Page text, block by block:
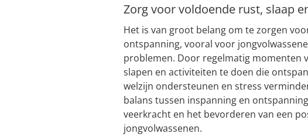
Zorg voor voldoende rust, slaap
Het is van groot belang om te zorgen
ontspanning, vooral voor
problemen. Door regelmatig momenten
slapen en activiteiten te doen die
welzijn ondersteunen en stress
balans tussen inspanning en
veerkracht en het bevorderen van een
jongvolwassenen.